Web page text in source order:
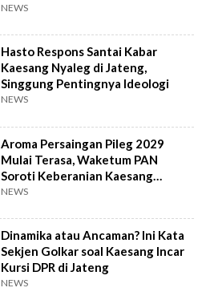
NEWS
Hasto Respons Santai Kabar
Kaesang Nyaleg di Jateng,
Singgung Pentingnya Ideologi
NEWS
Aroma Persaingan Pileg 2029
Mulai Terasa, Waketum PAN
Soroti Keberanian Kaesang
Nyaleg di Jateng
NEWS
Dinamika atau Ancaman? Ini Kata
Sekjen Golkar soal Kaesang Incar
Kursi DPR di Jateng
NEWS